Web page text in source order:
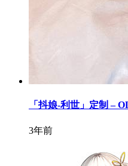
「抖娘-利世」定制 –
3年前